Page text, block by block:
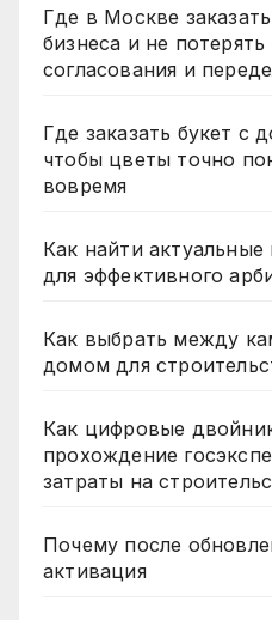
Где в Москве
бизнеса и не
согласования и
Где заказать букет с
чтобы цветы точно
вовремя
Как найти
для эффективного
Как выбрать между
домом для
Как цифровые
прохождение
затраты на
Почему после
активация